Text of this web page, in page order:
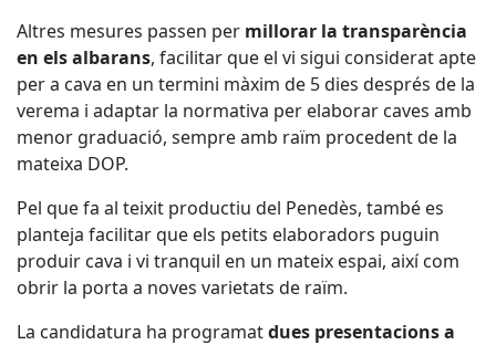
Altres mesures passen per millorar la transparència
en els albarans, facilitar que el vi sigui considerat apte
per a cava en un termini màxim de 5 dies després de la
verema i adaptar la normativa per elaborar caves amb
menor graduació, sempre amb raïm procedent de la
mateixa DOP.
Pel que fa al teixit productiu del Penedès, també es
planteja facilitar que els petits elaboradors puguin
produir cava i vi tranquil en un mateix espai, així com
obrir la porta a noves varietats de raïm.
La candidatura ha programatdues presentacions a